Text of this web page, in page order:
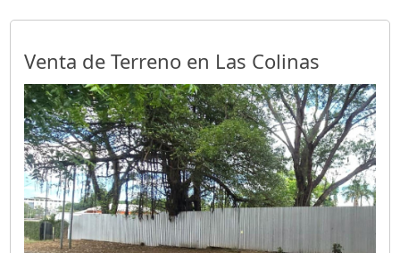
Venta de Terreno en Las Colinas